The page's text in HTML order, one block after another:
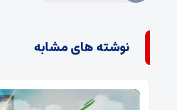
نوشته های مشابه